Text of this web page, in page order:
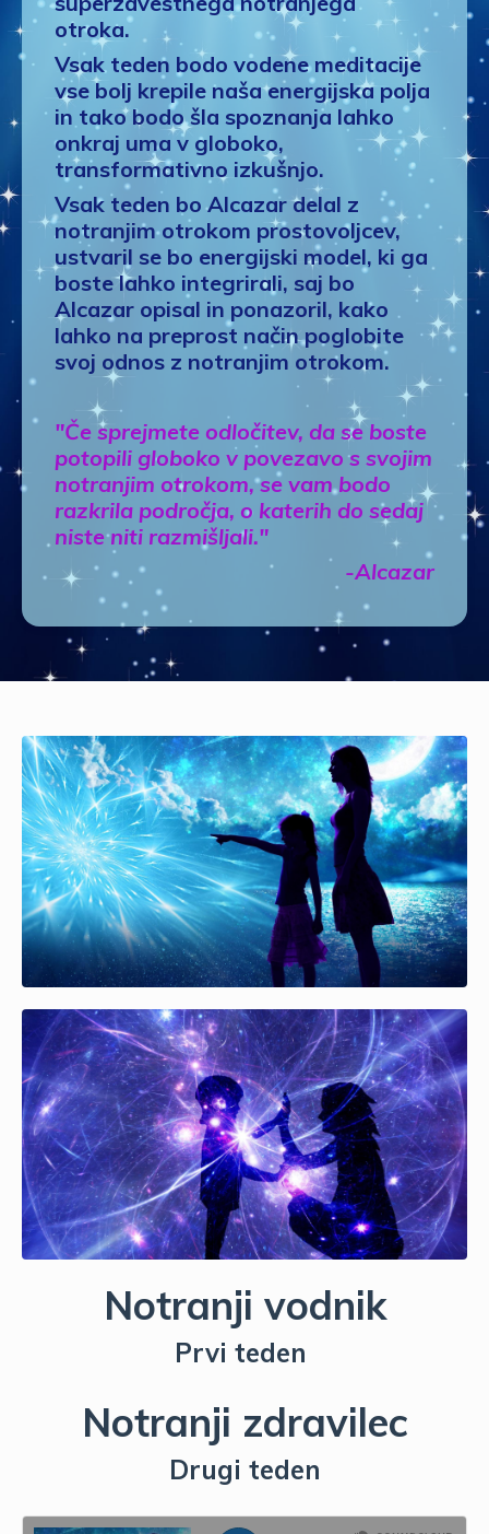
otroka.
Vsak teden bodo vodene meditacije
vse bolj krepile naša energijska polja
in tako bodo šla spoznanja lahko
onkraj uma v globoko,
transformativno izkušnjo.
Vsak teden bo Alcazar delal z
notranjim otrokom prostovoljcev,
ustvaril se bo energijski model, ki ga
boste lahko integrirali, saj bo
Alcazar opisal in ponazoril, kako
lahko na preprost način poglobite
svoj odnos z notranjim otrokom.
"Če sprejmete odločitev, da se boste
potopili globoko v povezavo s svojim
notranjim otrokom, se vam bodo
razkrila področja, o katerih do sedaj
niste niti razmišljali."
-Alcazar
Notranji vodnik
Prvi teden
Notranji zdravilec
Drugi teden